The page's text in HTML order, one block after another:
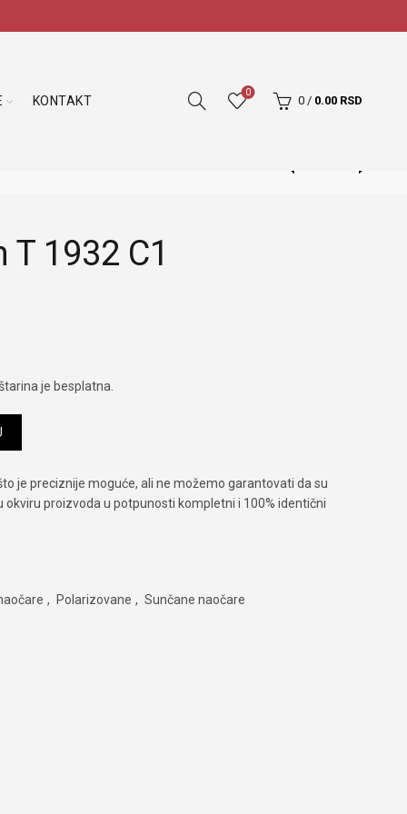
KONTAKT
0
0 / 0.00 RSD
1932 C1
je besplatna.
je preciznije moguće, ali ne možemo garantovati da su
proizvoda u potpunosti kompletni i 100% identični
, Polarizovane , Sunčane naočare